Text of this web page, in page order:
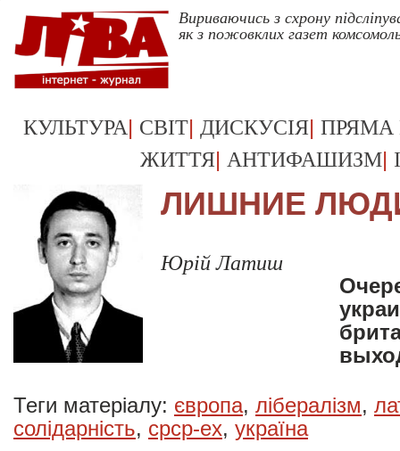
Вириваючись з схрону
як з пожовклих газет
КУЛЬТУРА| СВІТ| ДИСКУСІЯ| ПРЯМА
ЖИТТЯ| АНТИФАШИЗМ|
ЛИШНИЕ
Юрій Латиш
Теги матеріалу: європа, лібералізм,
солідарність, срср-ex, україна